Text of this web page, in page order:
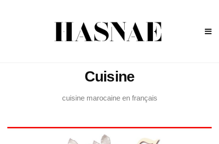
Cuisine
cuisine marocaine en français